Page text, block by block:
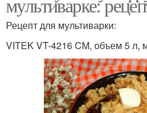
Рецепт для мультиварки:
VITEK VT-4216 CM, объем 5 л,